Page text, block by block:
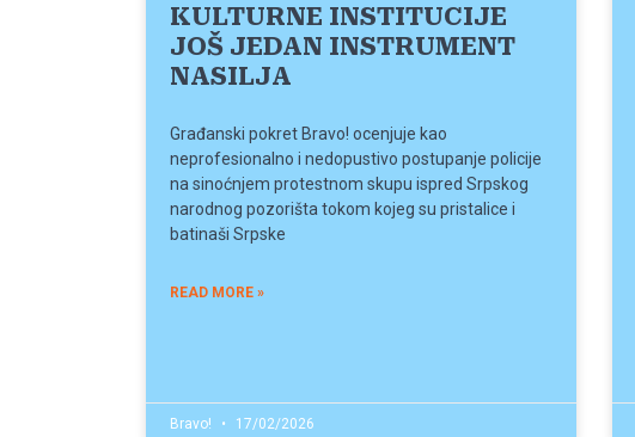
KULTURNE INSTITUCIJE
JOŠ JEDAN INSTRUMENT
NASILJA
Građanski pokret Bravo! ocenjuje kao
neprofesionalno i nedopustivo postupanje policije
na sinoćnjem protestnom skupu ispred Srpskog
narodnog pozorišta tokom kojeg su pristalice i
batinaši Srpske
READ MORE »
Bravo! 17/02/2026